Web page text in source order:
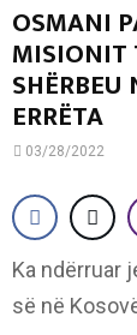
OSMANI
MISIONIT
SHËRBEU
ERRËTA
03/28/2022
Ka ndërruar
së në